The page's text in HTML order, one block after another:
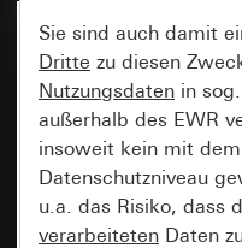
Sie sind auch damit
Dritte zu diesen
Nutzungsdaten in
außerhalb des EWR
insoweit kein mit
Datenschutzniveau
u.a. das Risiko, dass
verarbeiteten Daten